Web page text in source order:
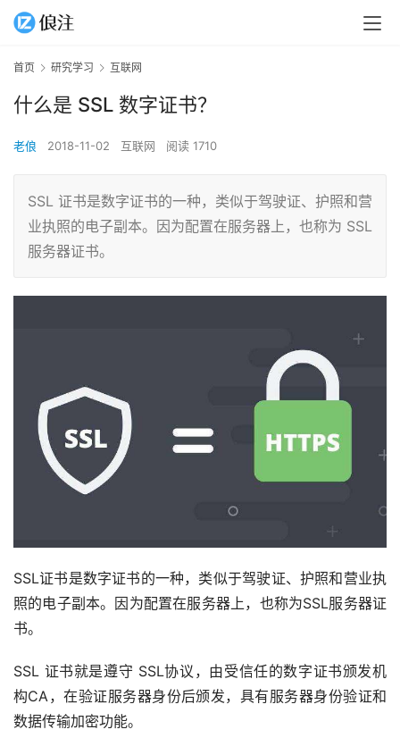
首页 研究学习 互联网
什么是 SSL 数字证书？
老俍 2018-11-02 互联网 阅读 1710
SSL 证书是数字证书的一种，类似于驾驶证、护照和营
业执照的电子副本。因为配置在服务器上，也称为 SSL
服务器证书。
SSL证书是数字证书的一种，类似于驾驶证、护照和营业执
照的电子副本。因为配置在服务器上，也称为SSL服务器证
书。
SSL 证书就是遵守 SSL协议，由受信任的数字证书颁发机
构CA，在验证服务器身份后颁发，具有服务器身份验证和
数据传输加密功能。